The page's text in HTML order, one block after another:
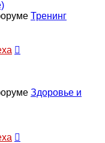
Тренинг
Здоровье и